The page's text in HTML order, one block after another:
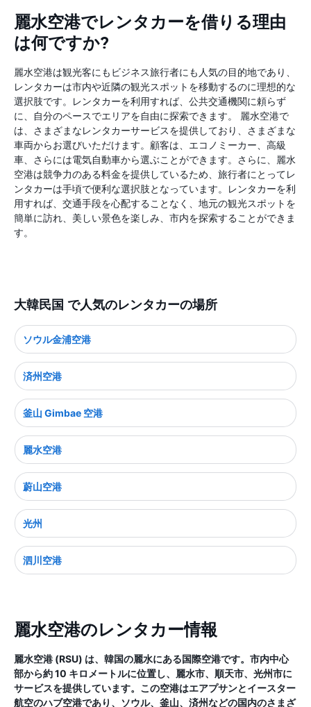
麗水空港でレンタカーを借りる理由
は何ですか?
麗水空港は観光客にもビジネス旅行者にも人気の目的地であり、
レンタカーは市内や近隣の観光スポットを移動するのに理想的な
選択肢です。レンタカーを利用すれば、公共交通機関に頼らず
に、自分のペースでエリアを自由に探索できます。 麗水空港で
は、さまざまなレンタカーサービスを提供しており、さまざまな
車両からお選びいただけます。顧客は、エコノミーカー、高級
車、さらには電気自動車から選ぶことができます。さらに、麗水
空港は競争力のある料金を提供しているため、旅行者にとってレ
ンタカーは手頃で便利な選択肢となっています。レンタカーを利
用すれば、交通手段を心配することなく、地元の観光スポットを
簡単に訪れ、美しい景色を楽しみ、市内を探索することができま
す。
大韓民国 で人気のレンタカーの場所
ソウル金浦空港
済州空港
釜山 Gimbae 空港
麗水空港
蔚山空港
光州
泗川空港
麗水空港のレンタカー情報
麗水空港 (RSU) は、韓国の麗水にある国際空港です。市内中心
部から約 10 キロメートルに位置し、麗水市、順天市、光州市に
サービスを提供しています。この空港はエアプサンとイースター
航空のハブ空港であり、ソウル、釜山、済州などの国内のさまざ